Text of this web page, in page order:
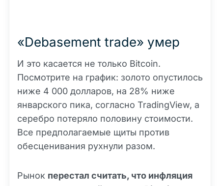
«Debasement trade» умер
И это касается не только Bitcoin.
Посмотрите на график: золото опустилось
ниже 4 000 долларов, на 28% ниже
январского пика, согласно TradingView, а
серебро потеряло половину стоимости.
Все предполагаемые щиты против
обесценивания рухнули разом.
Рынок перестал считать, что инфляция